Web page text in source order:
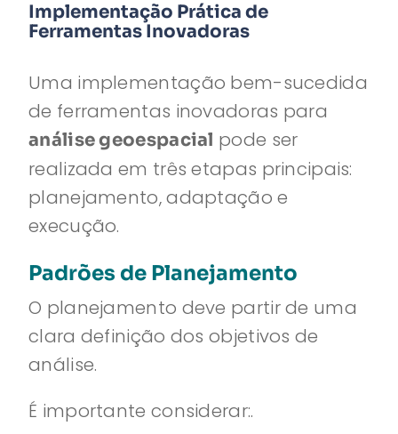
Implementação Prática de
Ferramentas Inovadoras
Uma implementação bem-sucedida
de ferramentas inovadoras para
análise geoespacial pode ser
realizada em três etapas principais:
planejamento, adaptação e
execução.
Padrões de Planejamento
O planejamento deve partir de uma
clara definição dos objetivos de
análise.
É importante considerar:.